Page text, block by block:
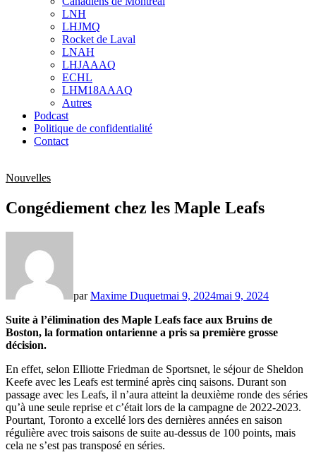
sub
menu
LNH
LHJMQ
Rocket de Laval
LNAH
LHJAAAQ
ECHL
LHM18AAAQ
Autres
Podcast
Politique de confidentialité
Contact
Nouvelles
Congédiement chez les Maple Leafs
parMaxime Duquetmai 9, 2024mai 9, 2024
Suite à l’élimination des Maple Leafs face aux Bruins de
Boston, la formation ontarienne a pris sa première grosse
décision.
En effet, selon Elliotte Friedman de Sportsnet, le séjour de Sheldon
Keefe avec les Leafs est terminé après cinq saisons. Durant son
passage avec les Leafs, il n’aura atteint la deuxième ronde des séries
qu’à une seule reprise et c’était lors de la campagne de 2022-2023.
Pourtant, Toronto a excellé lors des dernières années en saison
régulière avec trois saisons de suite au-dessus de 100 points, mais
cela ne s’est pas transposé en séries.